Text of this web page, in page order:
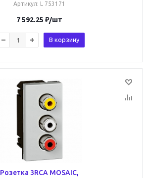
Артикул: L 753171
7 592.25 ₽/шт
В корзину
Розетка 3RCA MOSAIC,